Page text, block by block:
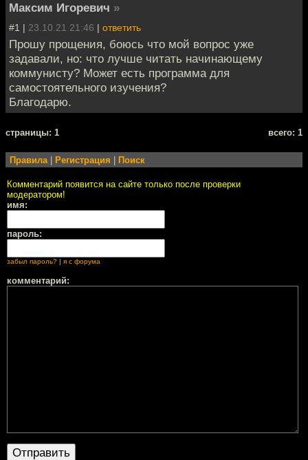
Максим Игоревич »
#1 | 23.10.21 21:46 | ответить
Прошу прощения, боюсь что мой вопрос уже
задавали, но: что лучше читать начинающему
коммунисту? Может есть программа для
самостоятельного изучения?
Благодарю.
cтраницы: 1 всего: 1
Правила| Регистрация Поиск
Комментарий появится на сайте только после проверки
модератором!
имя:
пароль:
забыл пароль? я с форума
комментарий: